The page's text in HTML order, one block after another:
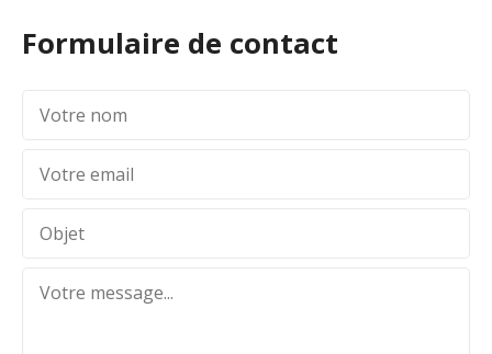
Formulaire de contact